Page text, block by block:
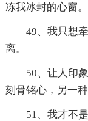
冻我冰封的心窗
49、我只想
离。
50、让人印
刻骨铭心，另一
51、我才不